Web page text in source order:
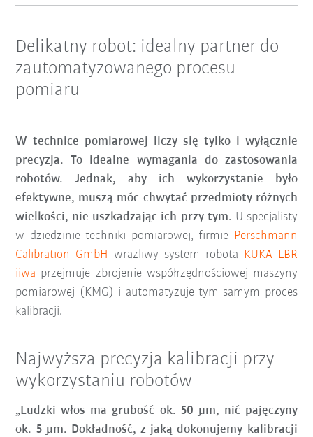
Delikatny robot: idealny partner do
zautomatyzowanego procesu
pomiaru
W technice pomiarowej liczy się tylko i wyłącznie
precyzja. To idealne wymagania do zastosowania
robotów. Jednak, aby ich wykorzystanie było
efektywne, muszą móc chwytać przedmioty różnych
wielkości, nie uszkadzając ich przy tym. U specjalisty
w dziedzinie techniki pomiarowej, firmie Perschmann
Calibration GmbH wrażliwy system robota KUKA LBR
iiwa przejmuje zbrojenie współrzędnościowej maszyny
pomiarowej (KMG) i automatyzuje tym samym proces
kalibracji.
Najwyższa precyzja kalibracji przy
wykorzystaniu robotów
„Ludzki włos ma grubość ok. 50 µm, nić pajęczyny
ok. 5 µm. Dokładność, z jaką dokonujemy kalibracji